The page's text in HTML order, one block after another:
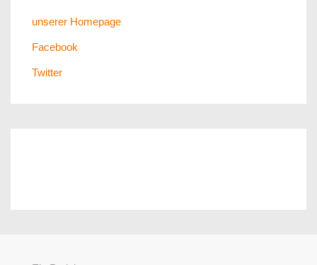
unserer Homepage
Facebook
Twitter